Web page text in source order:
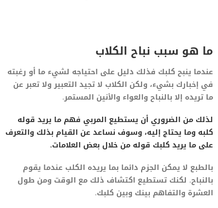
ما هو سبب نباح الكلاب
عندما ينبح كلبك فذلك دليل على احتياجه لشيء ما أو رغبته
في إخبارك بشيء، ولكن الكلاب لا تجيد التعبير ولا تعبر عن
ما تريده إلا بالنباح والعواء والأنين المستمر.
لذلك من الضروري أن يستطيع المربي فهم ما يريد قوله
كلبه وما يحتاج إليه، وسوف نساعد عن القيام بذلك والتعرف
على ما يريد كلبك قوله من خلال بعض العلامات.
بالطبع لا يمكن الجزم دائما بما يريده الكلب عندما يقوم
بالنباح. لكنك تستطيع اكتشاف ذلك مع الوقت ومن طول
العشرة والتفاهم بينك وبين كلبك.